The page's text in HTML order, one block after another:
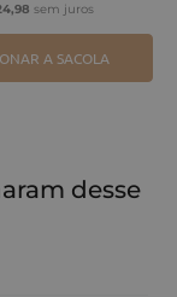
,98 sem juros
A SACOLA
desse